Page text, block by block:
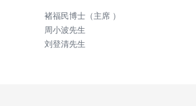
褚福民博士（主席 ）
周小波先生
刘登清先生